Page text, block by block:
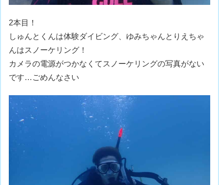
2本目！
しゅんとくんは体験ダイビング、ゆみちゃんとりえちゃ
んはスノーケリング！
カメラの電源がつかなくてスノーケリングの写真がない
です…ごめんなさい